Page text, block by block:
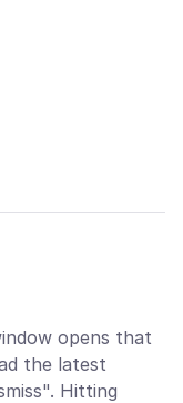
opens that
the latest
Hitting